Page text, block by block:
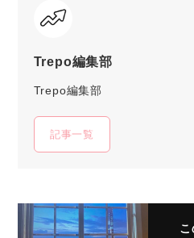
Trepo編集部
Trepo編集部
記事一覧